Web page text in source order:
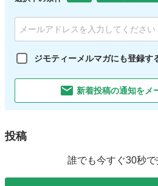
ジモティーメルマガにも登録す
新着投稿の通知をメ
投稿
誰でも今すぐ30秒